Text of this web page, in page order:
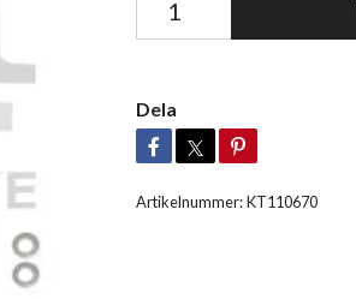
Dela
Artikelnummer:KT110670